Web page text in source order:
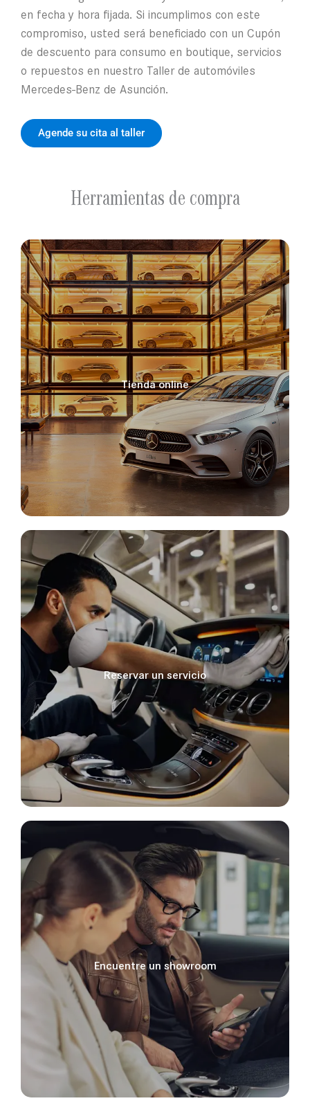
en fecha y hora fijada. Si incumplimos con este
compromiso, usted será beneficiado con un Cupón
de descuento para consumo en boutique, servicios
o repuestos en nuestro Taller de automóviles
Mercedes-Benz de Asunción.
Agende su cita al taller
Herramientas de compra
Tienda online
Reservar un servicio
Encuentre un showroom